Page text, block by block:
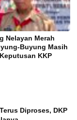
Nelayan Merah
Buyung Masih
KKP
Diproses, DKP